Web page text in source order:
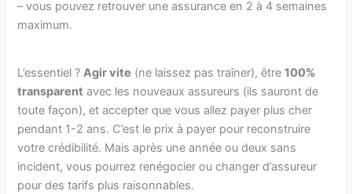
– vous pouvez retrouver une assurance en 2 à 4 semaines
maximum.
L’essentiel ?Agir vite (ne laissez pas traîner), être100%
transparent avec les nouveaux assureurs (ils sauront de
toute façon), et accepter que vous allez payer plus cher
pendant 1-2 ans. C’est le prix à payer pour reconstruire
votre crédibilité. Mais après une année ou deux sans
incident, vous pourrez renégocier ou changer d’assureur
pour des tarifs plus raisonnables.